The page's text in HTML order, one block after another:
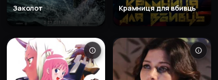
Заколот Крамниця для вбивць